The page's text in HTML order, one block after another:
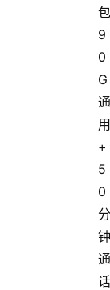
包
9
0
G
通
用
+
5
0
分
钟
通
话